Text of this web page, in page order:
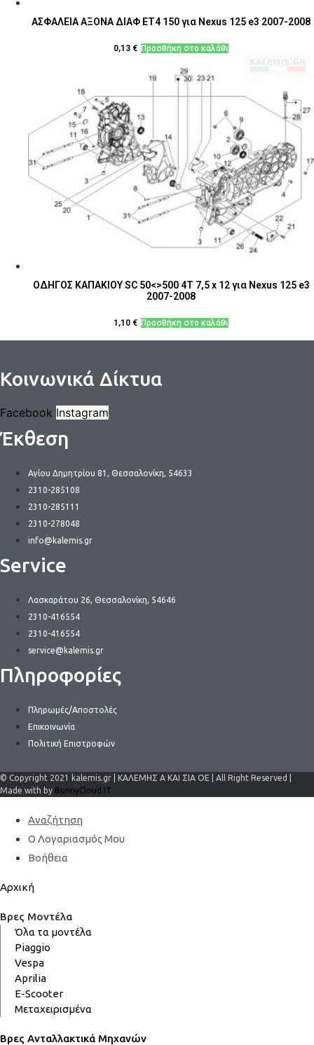
ΑΣΦΑΛΕΙΑ ΑΞΟΝΑ ΔΙΑΦ ET4 150 για Nexus 125 e3 2007-2008
0,13 € Προσθήκη στο καλάθι
ΟΔΗΓΟΣ ΚΑΠΑΚΙΟΥ SC 50<>500 4T 7,5 x 12 για Nexus 125 e3
2007-2008
1,10 € Προσθήκη στο καλάθι
Κοινωνικά Δίκτυα
Facebook Instagram
Έκθεση
Αγίου Δημητρίου 81, Θεσσαλονίκη, 54633
2310-285108
2310-285111
2310-278048
info@kalemis.gr
Service
Λασκαράτου 26, Θεσσαλονίκη, 54646
2310-416554
2310-416554
service@kalemis.gr
Πληροφορίες
Πληρωμές/Αποστολές
Επικοινωνία
Πολιτική Επιστροφών
© Copyright 2021 kalemis.gr | ΚΑΛΕΜΗΣ Α ΚΑΙ ΣΙΑ ΟΕ | All Right Reserved |
Made with by BunnyCloud.IT
Αναζήτηση
Ο Λογαριασμός Μου
Βοήθεια
Αρχική
Βρες Μοντέλα
Όλα τα μοντέλα
Piaggio
Vespa
Aprilia
E-Scooter
Μεταχειρισμένα
Βρες Ανταλλακτικά Μηχανών